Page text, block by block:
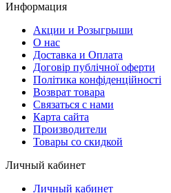
Информация
Акции и Розыгрыши
О нас
Доставка и Оплата
Договір публічної оферти
Політика конфіденційності
Возврат товара
Связаться с нами
Карта сайта
Производители
Товары со скидкой
Личный кабинет
Личный кабинет